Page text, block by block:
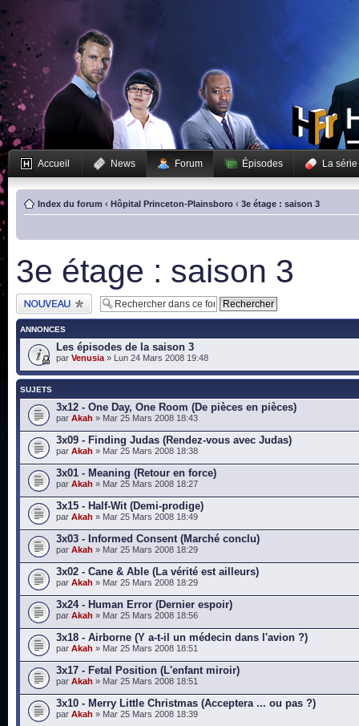
Accueil News Forum Épisodes La série
Index du forum ‹ Hôpital Princeton-Plainsboro ‹ 3e étage : saison 3
3e étage : saison 3
Publier un nouveau
sujet
ANNONCES
Les épisodes de la saison 3
par Venusia » Lun 24 Mars 2008 19:48
SUJETS
3x12 - One Day, One Room (De pièces en pièces)
par Akah » Mar 25 Mars 2008 18:43
3x09 - Finding Judas (Rendez-vous avec Judas)
par Akah » Mar 25 Mars 2008 18:38
3x01 - Meaning (Retour en force)
par Akah » Mar 25 Mars 2008 18:27
3x15 - Half-Wit (Demi-prodige)
par Akah » Mar 25 Mars 2008 18:49
3x03 - Informed Consent (Marché conclu)
par Akah » Mar 25 Mars 2008 18:29
3x02 - Cane & Able (La vérité est ailleurs)
par Akah » Mar 25 Mars 2008 18:29
3x24 - Human Error (Dernier espoir)
par Akah » Mar 25 Mars 2008 18:56
3x18 - Airborne (Y a-t-il un médecin dans l'avion ?)
par Akah » Mar 25 Mars 2008 18:51
3x17 - Fetal Position (L'enfant miroir)
par Akah » Mar 25 Mars 2008 18:51
3x10 - Merry Little Christmas (Acceptera ... ou pas ?)
par Akah » Mar 25 Mars 2008 18:39